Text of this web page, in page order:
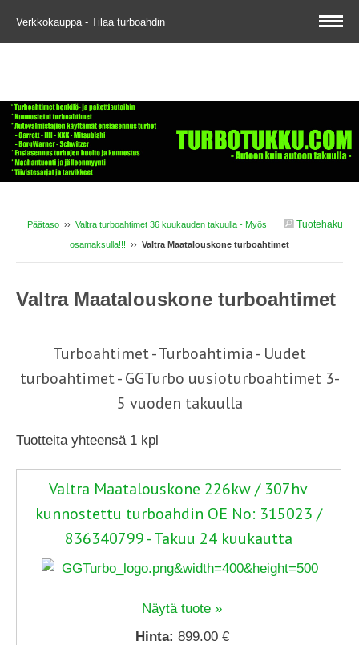
Verkkokauppa - Tilaa turboahdin
Tuotehaku
Päätaso›› Valtra turboahtimet 36 kuukauden takuulla - Myös
osamaksulla!!! ›› Valtra Maatalouskone turboahtimet
Valtra Maatalouskone turboahtimet
Turboahtimet - Turboahtimia - Uudet
turboahtimet - GGTurbo uusioturboahtimet 3-
5 vuoden takuulla
Tuotteita yhteensä 1 kpl
Valtra Maatalouskone 226kw / 307hv
kunnostettu turboahdin OE No: 315023 /
836340799 - Takuu 24 kuukautta
Näytä tuote »
Hinta: 899.00 €